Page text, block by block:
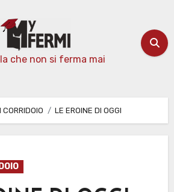
che non si ferma mai
CORRIDOIO LE EROINE DI OGGI